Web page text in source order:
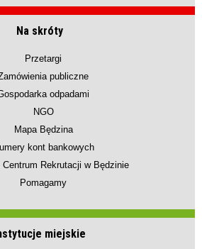
Na skróty
Przetargi
publiczne
odpadami
NGO
Mapa Będzina
kont bankowych
Centrum Rekrutacji w Będzinie
Pomagamy
miejskie